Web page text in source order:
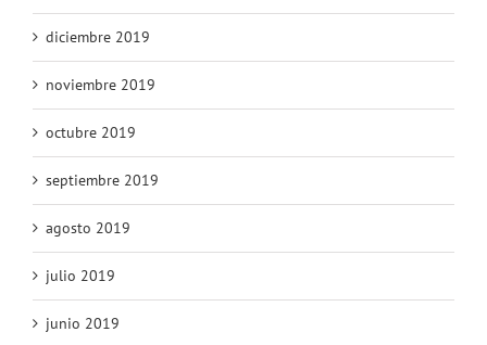
diciembre 2019
noviembre 2019
octubre 2019
septiembre 2019
agosto 2019
julio 2019
junio 2019